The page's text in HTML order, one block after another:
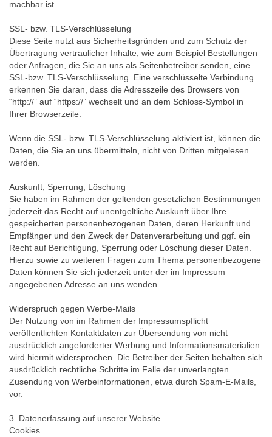
machbar ist.
SSL- bzw. TLS-Verschlüsselung
Diese Seite nutzt aus Sicherheitsgründen und zum Schutz der
Übertragung vertraulicher Inhalte, wie zum Beispiel Bestellungen
oder Anfragen, die Sie an uns als Seitenbetreiber senden, eine
SSL-bzw. TLS-Verschlüsselung. Eine verschlüsselte Verbindung
erkennen Sie daran, dass die Adresszeile des Browsers von
“http://” auf “https://” wechselt und an dem Schloss-Symbol in
Ihrer Browserzeile.
Wenn die SSL- bzw. TLS-Verschlüsselung aktiviert ist, können die
Daten, die Sie an uns übermitteln, nicht von Dritten mitgelesen
werden.
Auskunft, Sperrung, Löschung
Sie haben im Rahmen der geltenden gesetzlichen Bestimmungen
jederzeit das Recht auf unentgeltliche Auskunft über Ihre
gespeicherten personenbezogenen Daten, deren Herkunft und
Empfänger und den Zweck der Datenverarbeitung und ggf. ein
Recht auf Berichtigung, Sperrung oder Löschung dieser Daten.
Hierzu sowie zu weiteren Fragen zum Thema personenbezogene
Daten können Sie sich jederzeit unter der im Impressum
angegebenen Adresse an uns wenden.
Widerspruch gegen Werbe-Mails
Der Nutzung von im Rahmen der Impressumspflicht
veröffentlichten Kontaktdaten zur Übersendung von nicht
ausdrücklich angeforderter Werbung und Informationsmaterialien
wird hiermit widersprochen. Die Betreiber der Seiten behalten sich
ausdrücklich rechtliche Schritte im Falle der unverlangten
Zusendung von Werbeinformationen, etwa durch Spam-E-Mails,
vor.
3. Datenerfassung auf unserer Website
Cookies